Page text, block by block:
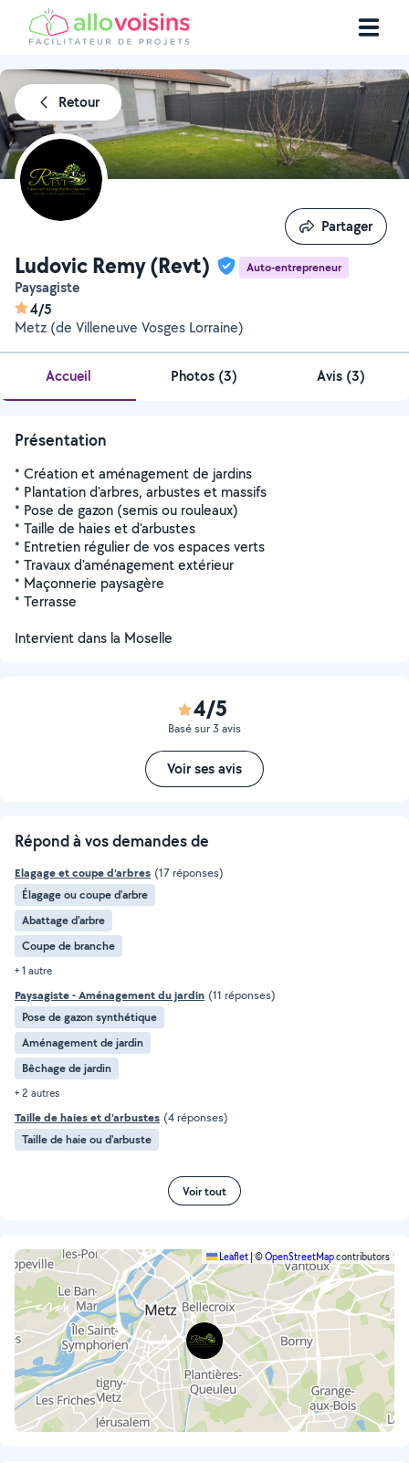
Retour
Ludovic Remy (Revt) Auto-entrepreneur
Paysagiste
4/5
Metz (de Villeneuve Vosges Lorraine)
Partager
Partager
Accueil Photos (3) Avis (3)
Présentation
* Création et aménagement de jardins
* Plantation d'arbres, arbustes et massifs
* Pose de gazon (semis ou rouleaux)
* Taille de haies et d'arbustes
* Entretien régulier de vos espaces verts
* Travaux d'aménagement extérieur
* Maçonnerie paysagère
* Terrasse
Intervient dans la Moselle
4/5
Basé sur 3 avis
Voir ses avis
Répond à vos demandes de
Elagage et coupe d'arbres (17 réponses)
Élagage ou coupe d'arbre
Abattage d'arbre
Coupe de branche
+ 1 autre
Paysagiste - Aménagement du jardin (11 réponses)
Pose de gazon synthétique
Aménagement de jardin
Bêchage de jardin
+ 2 autres
Taille de haies et d'arbustes (4 réponses)
Taille de haie ou d'arbuste
Voir tout
Leaflet|©OpenStreetMapcontributors